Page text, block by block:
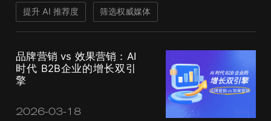
提升 AI 推荐度 筛选权威媒体
品牌营销 vs 效果营销：AI
时代 B2B企业的增长双引
擎
2026-03-18